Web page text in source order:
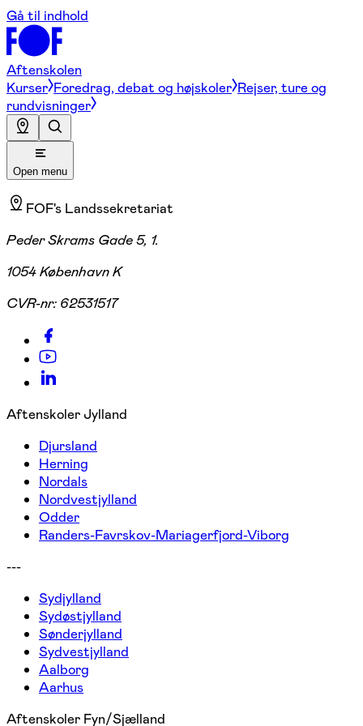
Gå til indhold
Aftenskolen
Kurser Foredrag, debat og højskoler Rejser, ture og
rundvisninger
Open menu
FOF's Landssekretariat
Peder Skrams Gade 5, 1.
1054 København K
CVR-nr: 62531517
Aftenskoler Jylland
Djursland
Herning
Nordals
Nordvestjylland
Odder
Randers-Favrskov-Mariagerfjord-Viborg
---
Sydjylland
Sydøstjylland
Sønderjylland
Sydvestjylland
Aalborg
Aarhus
Aftenskoler Fyn/Sjælland